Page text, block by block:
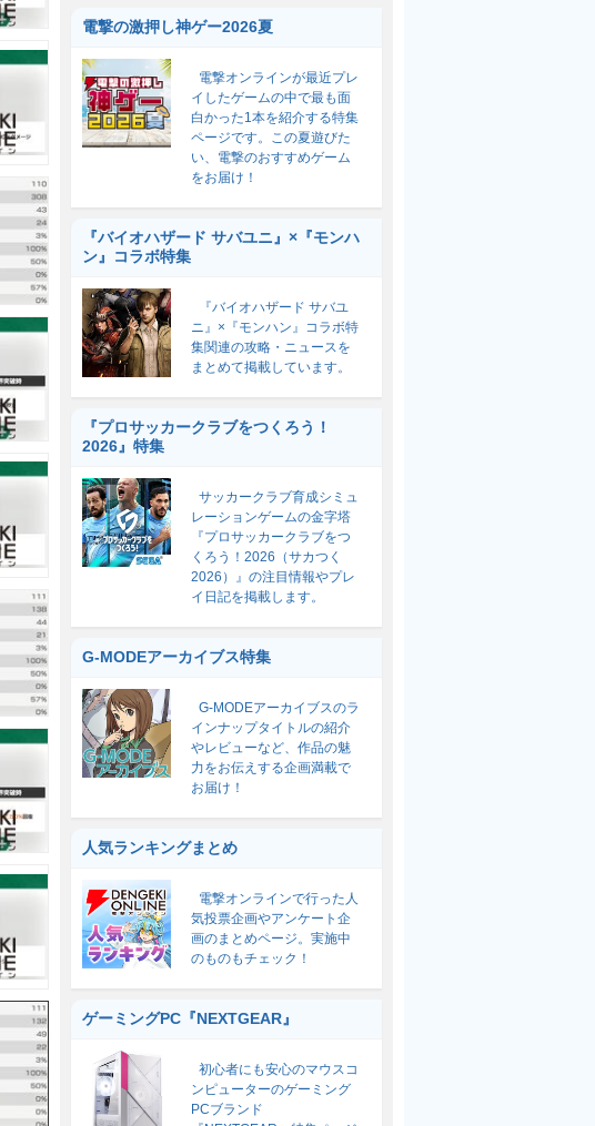
電撃の激押し神ゲー2026夏
電撃オンラインが最近プレ
イしたゲームの中で最も面
白かった1本を紹介する特集
ページです。この夏遊びた
い、電撃のおすすめゲーム
をお届け！
『バイオハザード サバユニ』×『モンハ
ン』コラボ特集
『バイオハザード サバユ
ニ』×『モンハン』コラボ特
集関連の攻略・ニュースを
まとめて掲載しています。
『プロサッカークラブをつくろう！
2026』特集
サッカークラブ育成シミュ
レーションゲームの金字塔
『プロサッカークラブをつ
くろう！2026（サカつく
2026）』の注目情報やプレ
イ日記を掲載します。
G-MODEアーカイブス特集
G-MODEアーカイブスのラ
インナップタイトルの紹介
やレビューなど、作品の魅
力をお伝えする企画満載で
お届け！
人気ランキングまとめ
電撃オンラインで行った人
気投票企画やアンケート企
画のまとめページ。実施中
のものもチェック！
ゲーミングPC『NEXTGEAR』
初心者にも安心のマウスコ
ンピューターのゲーミング
PCブランド